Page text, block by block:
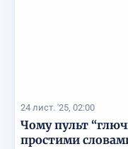
24 лист. '25, 02:00
Чому пульт
простими